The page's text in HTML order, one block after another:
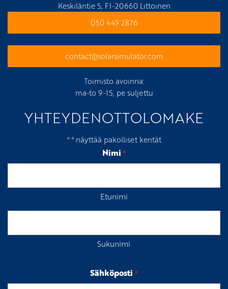
Keskiläntie 5, FI-20660 Littoinen
050 449 2876
contact@solarsimulator.com
Toimisto avoinna:
ma-to 9-15, pe suljettu
YHTEYDENOTTOLOMAKE
"*" näyttää pakolliset kentät
Nimi *
Etunimi
Sukunimi
Sähköposti *